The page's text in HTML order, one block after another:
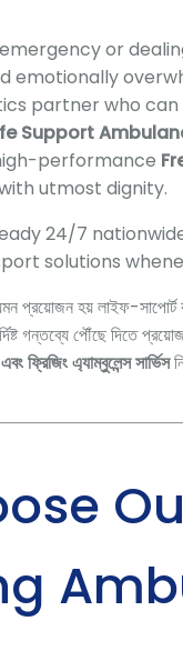
or
emotionally
partner who
Support
performance
utmost dignity.
24/7
solutions
প্রয়োজন হয় লাইফ-সাপোর্ট
গন্তব্যে পৌঁছে দিতে
ফ্রিজিং এ্যাম্বুলেন্স সার্ভিস